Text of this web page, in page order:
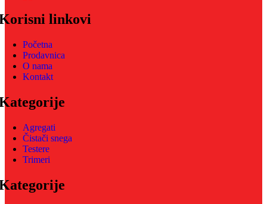
linkovi
Početna
Prodavnica
O nama
Kontakt
Agregati
Čistači snega
Testere
Trimeri